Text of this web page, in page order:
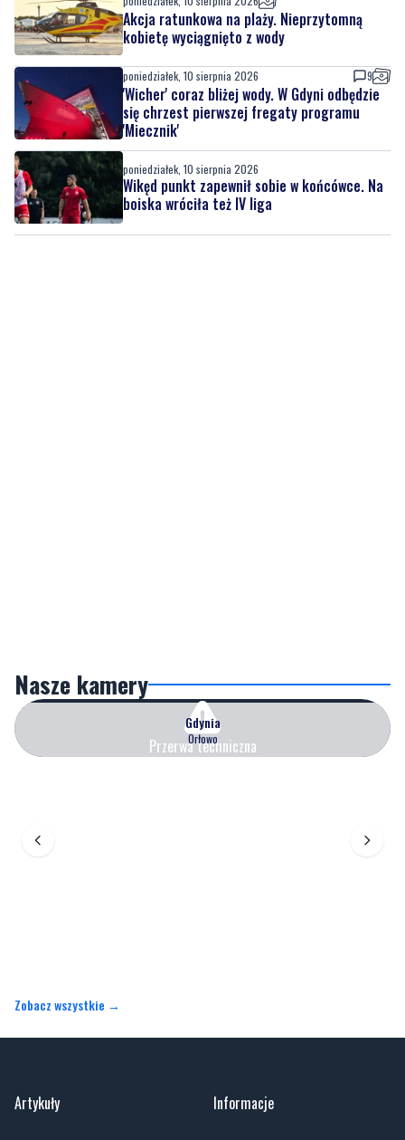
Akcja ratunkowa na plaży. Nieprzytomną
kobietę wyciągnięto z wody
poniedziałek, 10 sierpnia 2026 9
'Wicher' coraz bliżej wody. W Gdyni odbędzie
się chrzest pierwszej fregaty programu
'Miecznik'
poniedziałek, 10 sierpnia 2026
Wikęd punkt zapewnił sobie w końcówce. Na
boiska wróciła też IV liga
Nasze kamery
Przerwa techniczna
Gdynia
Orłowo
Zobacz wszystkie →
Artykuły Informacje